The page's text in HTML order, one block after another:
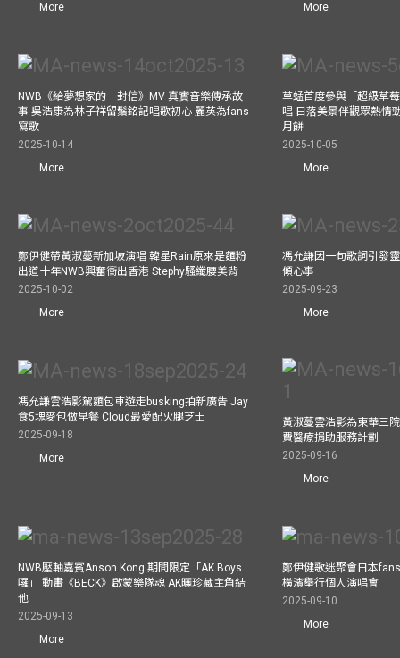
More
More
NWB《給夢想家的一封信》MV 真實音樂傳承故
事 吳浩康為林子祥留鬚銘記唱歌初心 麗英為fans
寫歌
2025-10-14
More
草蜢首度參與「超級草
唱 日落美景伴觀眾熱情
月餅
2025-10-05
More
鄭伊健帶黃淑蔓新加坡演唱 韓星Rain原來是麵粉
出道十年NWB興奮衝出香港 Stephy騷纖腰美背
2025-10-02
More
馮允謙因一句歌詞引發
傾心事
2025-09-23
More
馮允謙雲浩影駕麵包車遊走busking拍新廣告 Jay
食5塊麥包做早餐 Cloud最愛配火腿芝士
2025-09-18
More
黃淑蔓雲浩影為東華三
費醫療捐助服務計劃
2025-09-16
More
NWB壓軸嘉賓Anson Kong 期間限定「AK Boys
囉」 動畫《BECK》啟蒙樂隊魂 AK曬珍藏主角結
他
2025-09-13
More
鄭伊健歌迷聚會日本
橫濱舉行個人演唱會
2025-09-10
More